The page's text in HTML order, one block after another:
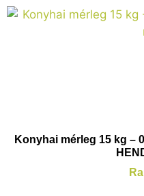
Konyhai mérleg 15 kg –